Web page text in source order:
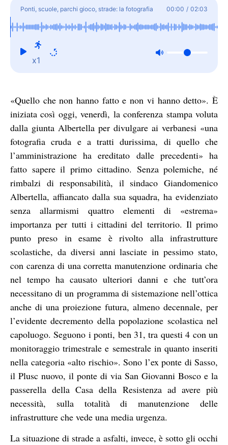
Ponti, scuole, parchi gioco, strade: la fotografia
«cruda e dura» della giunta Albertella
00:00 / 02:03
x1
«Quello che non hanno fatto e non vi hanno detto». È
iniziata così oggi, venerdì, la conferenza stampa voluta
dalla giunta Albertella per divulgare ai verbanesi «una
fotografia cruda e a tratti durissima, di quello che
l’amministrazione ha ereditato dalle precedenti» ha
fatto sapere il primo cittadino. Senza polemiche, né
rimbalzi di responsabilità, il sindaco Giandomenico
Albertella, affiancato dalla sua squadra, ha evidenziato
senza allarmismi quattro elementi di «estrema»
importanza per tutti i cittadini del territorio. Il primo
punto preso in esame è rivolto alla infrastrutture
scolastiche, da diversi anni lasciate in pessimo stato,
con carenza di una corretta manutenzione ordinaria che
nel tempo ha causato ulteriori danni e che tutt’ora
necessitano di un programma di sistemazione nell’ottica
anche di una proiezione futura, almeno decennale, per
l’evidente decremento della popolazione scolastica nel
capoluogo. Seguono i ponti, ben 31, tra questi 4 con un
monitoraggio trimestrale e semestrale in quanto inseriti
nella categoria «alto rischio». Sono l’ex ponte di Sasso,
il Plusc nuovo, il ponte di via San Giovanni Bosco e la
passerella della Casa della Resistenza ad avere più
necessità, sulla totalità di manutenzione delle
infrastrutture che vede una media urgenza.
La situazione di strade a asfalti, invece, è sotto gli occhi